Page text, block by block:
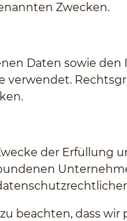
Zwecken.
Daten sowie
verwendet.
der Erfüllung
beachten, dass